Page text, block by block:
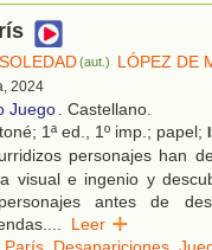
(aut.) LÓPEZ DE
2024
Juego. Castellano.
1ª ed., 1º imp.; papel;
personajes han
visual e ingenio y
antes de
... Leer